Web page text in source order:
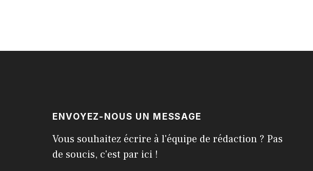
ENVOYEZ-NOUS UN MESSAGE
Vous souhaitez écrire à l'équipe de rédaction ? Pas
de soucis, c'est par ici !